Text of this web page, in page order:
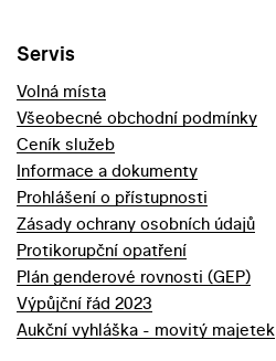
Servis
Volná místa
Všeobecné obchodní podmínky
Ceník služeb
Informace a dokumenty
Prohlášení o přístupnosti
Zásady ochrany osobních údajů
Protikorupční opatření
Plán genderové rovnosti (GEP)
Výpůjční řád 2023
Aukční vyhláška - movitý majetek